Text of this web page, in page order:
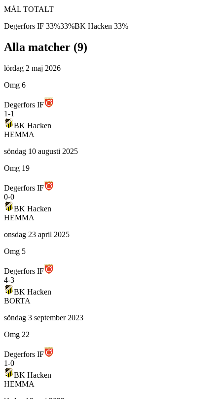
MÅL TOTALT
Degerfors IF 33%33%BK Hacken 33%
Alla matcher (9)
lördag 2 maj 2026
Omg 6
Degerfors IF
1-1
BK Hacken
HEMMA
söndag 10 augusti 2025
Omg 19
Degerfors IF
0-0
BK Hacken
HEMMA
onsdag 23 april 2025
Omg 5
Degerfors IF
4-3
BK Hacken
BORTA
söndag 3 september 2023
Omg 22
Degerfors IF
1-0
BK Hacken
HEMMA